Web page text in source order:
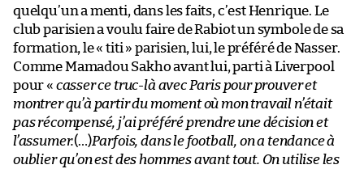
quelqu’un a menti, dans les faits, c’est Henrique. Le
club parisien a voulu faire de Rabiot un symbole de sa
formation, le « titi » parisien, lui, le préféré de Nasser.
Comme Mamadou Sakho avant lui, parti à Liverpool
pour « casser ce truc-là avec Paris pour prouver et
montrer qu’à partir du moment où mon travail n’était
pas récompensé, j’ai préféré prendre une décision et
l’assumer.(…)Parfois, dans le football, on a tendance à
oublier qu’on est des hommes avant tout. On utilise les